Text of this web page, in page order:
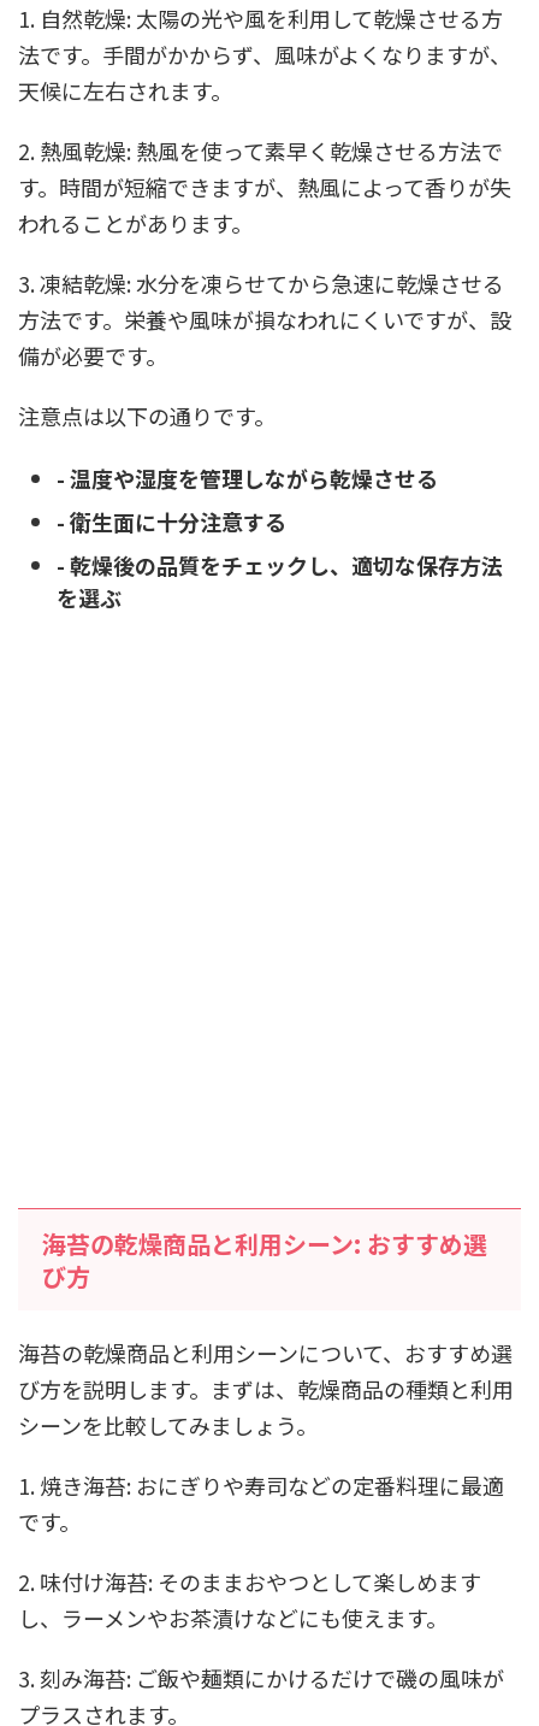
1. 自然乾燥: 太陽の光や風を利用して乾燥させる方
法です。手間がかからず、風味がよくなりますが、
天候に左右されます。
2. 熱風乾燥: 熱風を使って素早く乾燥させる方法で
す。時間が短縮できますが、熱風によって香りが失
われることがあります。
3. 凍結乾燥: 水分を凍らせてから急速に乾燥させる
方法です。栄養や風味が損なわれにくいですが、設
備が必要です。
注意点は以下の通りです。
- 温度や湿度を管理しながら乾燥させる
- 衛生面に十分注意する
- 乾燥後の品質をチェックし、適切な保存方法
を選ぶ
海苔の乾燥商品と利用シーン: おすすめ選
び方
海苔の乾燥商品と利用シーンについて、おすすめ選
び方を説明します。まずは、乾燥商品の種類と利用
シーンを比較してみましょう。
1. 焼き海苔: おにぎりや寿司などの定番料理に最適
です。
2. 味付け海苔: そのままおやつとして楽しめます
し、ラーメンやお茶漬けなどにも使えます。
3. 刻み海苔: ご飯や麺類にかけるだけで磯の風味が
プラスされます。